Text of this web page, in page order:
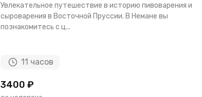
Увлекательное путешествие в историю пивоварения и
сыроварения в Восточной Пруссии. В Немане вы
познакомитесь с ц...
11 часов
3400 ₽